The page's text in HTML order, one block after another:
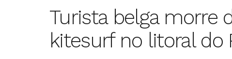
Turista belga morre
kitesurf no litoral do